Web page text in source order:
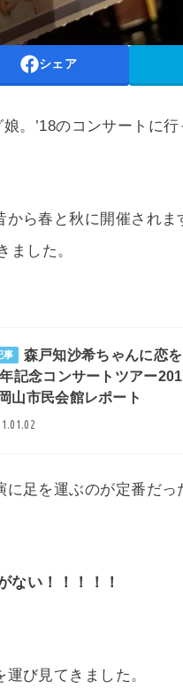
シェア
。’18のコンサートに行
ら春と秋に開催され
ました。
事
森戸知沙希ちゃんに恋
記念コンサートツアー
山市民会館レポート
足を運ぶのが定番だっ
ない！！！！！
び見てきました。